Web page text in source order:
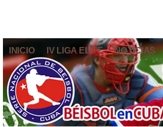
INICIO IV LIGA ELITE NOTICIAS